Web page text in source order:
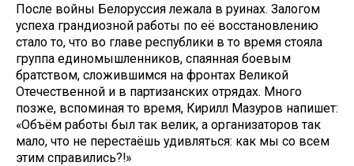
После войны Белоруссия лежала в руинах. Залогом
успеха грандиозной работы по её восстановлению
стало то, что во главе республики в то время стояла
группа единомышленников, спаянная боевым
братством, сложившимся на фронтах Великой
Отечественной и в партизанских отрядах. Много
позже, вспоминая то время, Кирилл Мазуров напишет:
«Объём работы был так велик, а организаторов так
мало, что не перестаёшь удивляться: как мы со всем
этим справились?!»